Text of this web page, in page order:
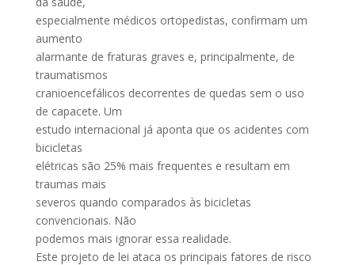
especialmente médicos ortopedistas, confirmam um
aumento
alarmante de fraturas graves e, principalmente, de
traumatismos
cranioencefálicos decorrentes de quedas sem o uso
de capacete. Um
estudo internacional já aponta que os acidentes com
bicicletas
elétricas são 25% mais frequentes e resultam em
traumas mais
severos quando comparados às bicicletas
convencionais. Não
podemos mais ignorar essa realidade.
Este projeto de lei ataca os principais fatores de risco